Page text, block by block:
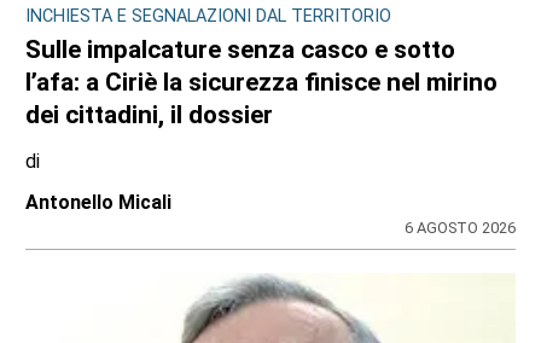
INCHIESTA E SEGNALAZIONI DAL TERRITORIO
Sulle impalcature senza casco e sotto
l’afa: a Ciriè la sicurezza finisce nel mirino
dei cittadini, il dossier
di
Antonello Micali
6 AGOSTO 2026